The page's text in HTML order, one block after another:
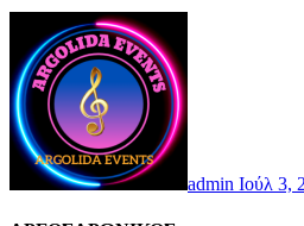
admin Ιούλ 3,